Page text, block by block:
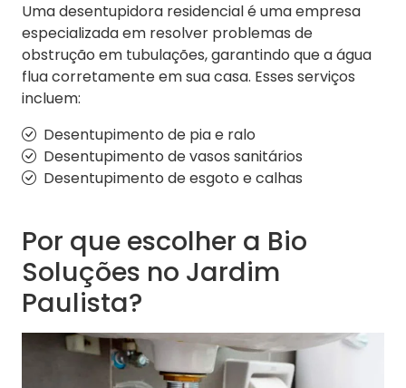
Uma desentupidora residencial é uma empresa
especializada em resolver problemas de
obstrução em tubulações, garantindo que a água
flua corretamente em sua casa. Esses serviços
incluem:
Desentupimento de pia e ralo
Desentupimento de vasos sanitários
Desentupimento de esgoto e calhas
Por que escolher a Bio
Soluções no Jardim
Paulista?